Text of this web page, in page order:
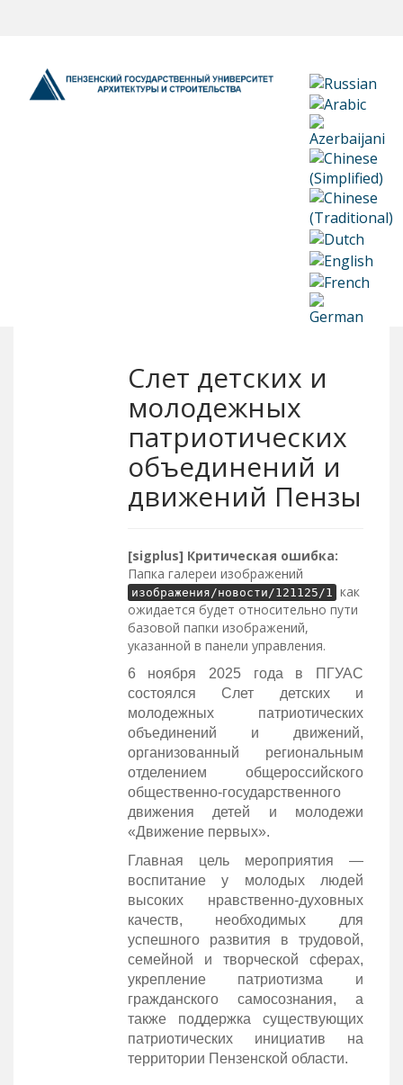
Слет детских и
молодежных
патриотических
объединений и
движений Пензы
[sigplus] Критическая ошибка:
Папка галереи изображений
изображения/новости/121125/1 как
ожидается будет относительно пути
базовой папки изображений,
указанной в панели управления.
6 ноября 2025 года в ПГУАС
состоялся Слет детских и
молодежных патриотических
объединений и движений,
организованный региональным
отделением общероссийского
общественно-государственного
движения детей и молодежи
«Движение первых».
Главная цель мероприятия —
воспитание у молодых людей
высоких нравственно-духовных
качеств, необходимых для
успешного развития в трудовой,
семейной и творческой сферах,
укрепление патриотизма и
гражданского самосознания, а
также поддержка существующих
патриотических инициатив на
территории Пензенской области.